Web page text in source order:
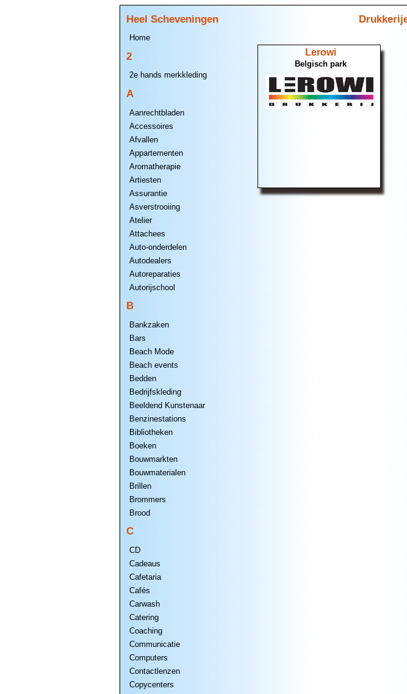
Heel Scheveningen
Home
2
2e hands merkkleding
A
Aanrechtbladen
Accessoires
Afvallen
Appartementen
Aromatherapie
Artiesten
Assurantie
Asverstrooiing
Atelier
Attachees
Auto-onderdelen
Autodealers
Autoreparaties
Autorijschool
B
Bankzaken
Bars
Beach Mode
Beach events
Bedden
Bedrijfskleding
Beeldend Kunstenaar
Benzinestations
Bibliotheken
Boeken
Bouwmarkten
Bouwmaterialen
Brillen
Brommers
Brood
C
CD
Cadeaus
Cafetaria
Cafés
Carwash
Catering
Coaching
Communicatie
Computers
Contactlenzen
Copycenters
Lerowi
Belgisch park